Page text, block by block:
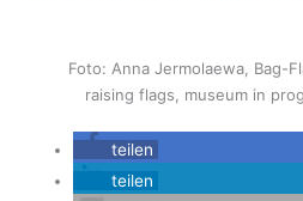
Foto: Anna Jermolaewa, Bag-
raising flags, museum in
teilen
teilen